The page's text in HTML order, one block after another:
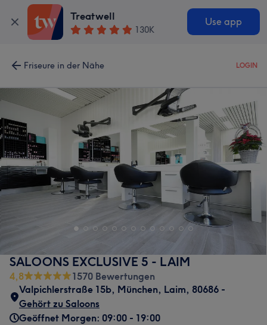
Treatwell
130K
Use app
Friseure in der Nähe LOGIN
SALOONS EXCLUSIVE 5 - LAIM
4,8
1570 Bewertungen
Valpichlerstraße 15b, München, Laim, 80686 -
Gehört zu Saloons
Geöffnet Morgen: 09:00 - 19:00